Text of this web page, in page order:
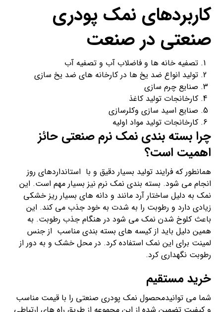
کاربردهای نمک پودری
صنعتی در صنعت
تصفیه خانه ها و فاضلاب آب و تصفیه آب
تولید انواع ضد یخ ها در کارخانه های ضد یخ سازی
صنایع چرم سازی
کارخانجات تولید کاغذ
صنایع اسید سازی وکلرسازی
کارخانجات تولید مواد اولیه
چرا بسته بندی نمک نرم صنعتی حائز
اهمیت است؟
همانطور که فرایند تولید بسیار دقیق و با استانداردهای روز
انجام می شود. بسته بندی نمک نرم نیز بسیار مهم است. این
نمک به دلیل ساختار آرد مانند و دانه های بسیار ریز خشکی
زیادی دارد و رطوبت را به شدت به خود جذب می کند. این
باعث کلوخ شدن نمک می شود در هنگام جذب رطوبت. به
همین دلیل باید از کیسه های بسته بندی مناسب از جنس
لمینت برای این نمک استفاده کرد. در محل خشک و به دور از
رطوبت نگهداری کرد.
خرید مستقیم
شما می توانیدمحصول نمک پودری صنعتی را با قیمت مناسب